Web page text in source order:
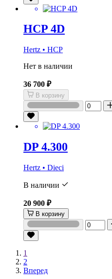
HCP 4D
Hertz • HCP
Нет в наличии
36 700 ₽
В корзину
DP 4.300
Hertz • Dieci
В наличии
20 900 ₽
В корзину
1
2
Вперед